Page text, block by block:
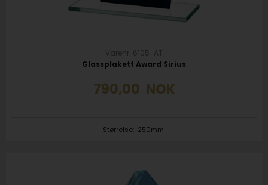
Varenr. 6105-AT
Glassplakett Award Sirius
790,00 NOK
Størrelse: 250mm